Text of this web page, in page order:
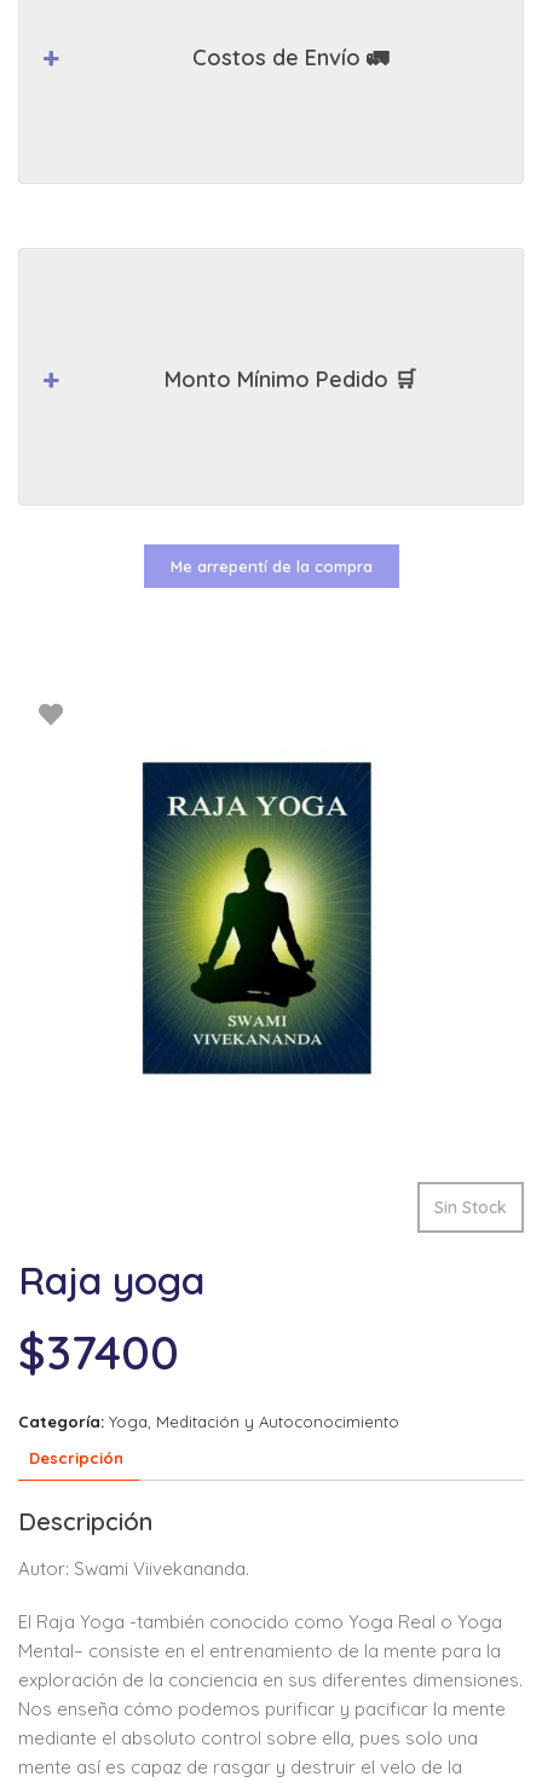
Sin Stock
Raja yoga
$37400
Categoría: Yoga, Meditación y Autoconocimiento
Descripción
Descripción
Autor: Swami Viivekananda.
El Raja Yoga -también conocido como Yoga Real o Yoga
Mental– consiste en el entrenamiento de la mente para la
exploración de la conciencia en sus diferentes dimensiones.
Nos enseña cómo podemos purificar y pacificar la mente
mediante el absoluto control sobre ella, pues solo una
mente así es capaz de rasgar y destruir el velo de la
Costos de Envío 🚛
Monto Mínimo Pedido 🛒
Me arrepentí de la compra